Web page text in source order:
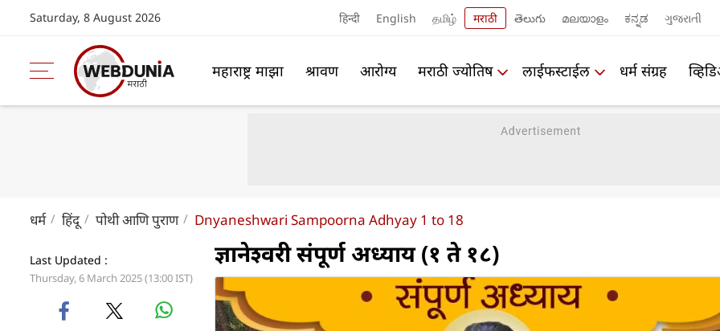
Saturday, 8 August 2026 हिन्दी English தமிழ் मराठी తెలుగు മലയാളം ಕನ್ನಡ ગુજરાતી
महाराष्ट्र माझा श्रावण आरोग्य मराठी ज्योतिष लाईफस्टाईल धर्म संग्रह
धर्म हिंदू पोथी आणि पुराण Dnyaneshwari Sampoorna Adhyay 1 to 18
Last Updated :
Thursday, 6 March 2025 (13:00 IST)
ज्ञानेश्वरी संपूर्ण अध्याय (१ ते १८)